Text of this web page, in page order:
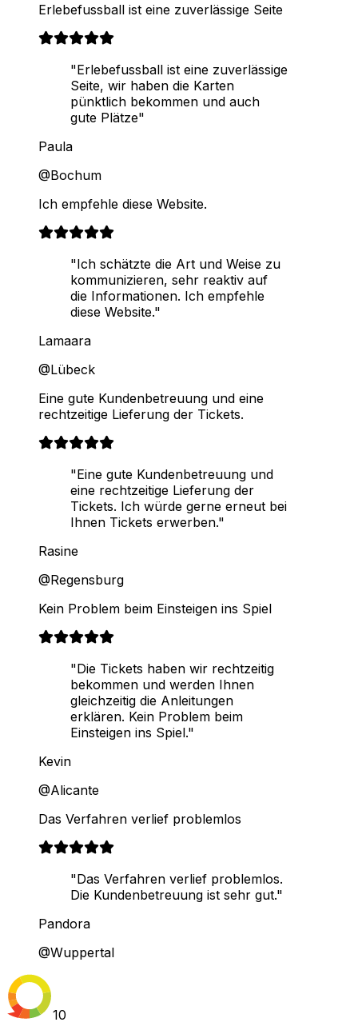
Erlebefussball ist eine zuverlässige Seite
"Erlebefussball ist eine zuverlässige
Seite, wir haben die Karten
pünktlich bekommen und auch
gute Plätze"
Paula
@Bochum
Ich empfehle diese Website.
"Ich schätzte die Art und Weise zu
kommunizieren, sehr reaktiv auf
die Informationen. Ich empfehle
diese Website."
Lamaara
@Lübeck
Eine gute Kundenbetreuung und eine
rechtzeitige Lieferung der Tickets.
"Eine gute Kundenbetreuung und
eine rechtzeitige Lieferung der
Tickets. Ich würde gerne erneut bei
Ihnen Tickets erwerben."
Rasine
@Regensburg
Kein Problem beim Einsteigen ins Spiel
"Die Tickets haben wir rechtzeitig
bekommen und werden Ihnen
gleichzeitig die Anleitungen
erklären. Kein Problem beim
Einsteigen ins Spiel."
Kevin
@Alicante
Das Verfahren verlief problemlos
"Das Verfahren verlief problemlos.
Die Kundenbetreuung ist sehr gut."
Pandora
@Wuppertal
10